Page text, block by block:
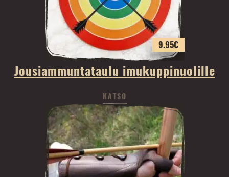
9.95€
Jousiammuntataulu imukuppinuolille
KATSO